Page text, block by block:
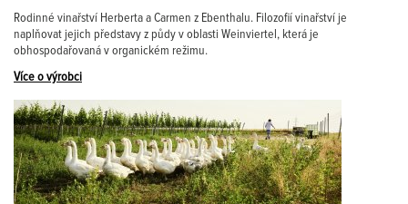
Rodinné vinařství Herberta a Carmen z Ebenthalu. Filozofií vinařství je
naplňovat jejich představy z půdy v oblasti Weinviertel, která je
obhospodařovaná v organickém režimu.
Více o výrobci